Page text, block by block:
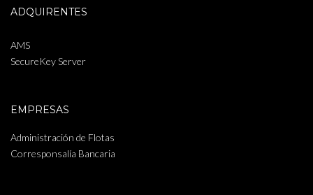
ADQUIRENTES
AMS
SecureKey Server
EMPRESAS
Administración de Flotas
Corresponsalía Bancaria